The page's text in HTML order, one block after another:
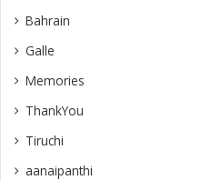
Bahrain
Galle
Memories
ThankYou
Tiruchi
aanaipanthi